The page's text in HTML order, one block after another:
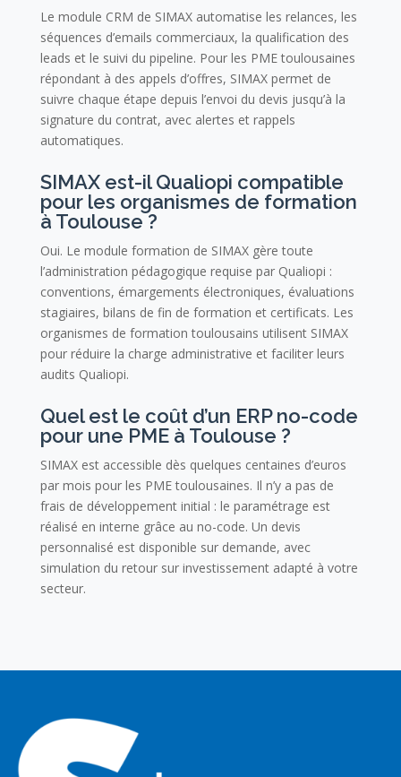
Le module CRM de SIMAX automatise les relances, les
séquences d’emails commerciaux, la qualification des
leads et le suivi du pipeline. Pour les PME toulousaines
répondant à des appels d’offres, SIMAX permet de
suivre chaque étape depuis l’envoi du devis jusqu’à la
signature du contrat, avec alertes et rappels
automatiques.
SIMAX est-il Qualiopi compatible
pour les organismes de formation
à Toulouse ?
Oui. Le module formation de SIMAX gère toute
l’administration pédagogique requise par Qualiopi :
conventions, émargements électroniques, évaluations
stagiaires, bilans de fin de formation et certificats. Les
organismes de formation toulousains utilisent SIMAX
pour réduire la charge administrative et faciliter leurs
audits Qualiopi.
Quel est le coût d’un ERP no-code
pour une PME à Toulouse ?
SIMAX est accessible dès quelques centaines d’euros
par mois pour les PME toulousaines. Il n’y a pas de
frais de développement initial : le paramétrage est
réalisé en interne grâce au no-code. Un devis
personnalisé est disponible sur demande, avec
simulation du retour sur investissement adapté à votre
secteur.